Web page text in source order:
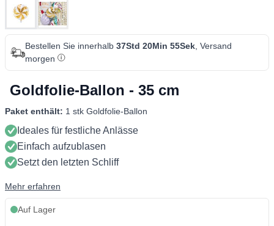
Bestellen Sie innerhalb 37Std 20Min 54Sek , Versand
morgen
Goldfolie-Ballon - 35 cm
Paket enthält: 1 stk Goldfolie-Ballon
Ideales für festliche Anlässe
Einfach aufzublasen
Setzt den letzten Schliff
Mehr erfahren
Auf Lager